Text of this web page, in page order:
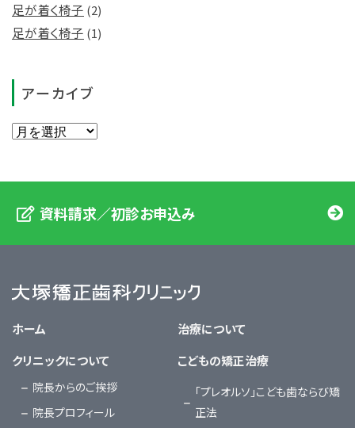
足が着く椅子 (2)
足が着く椅子 (1)
アーカイブ
資料請求／初診お申込み
ホーム
クリニックについて
院長からのご挨拶
院長プロフィール
治療について
こどもの矯正治療
「プレオルソ」こども歯ならび矯
正法